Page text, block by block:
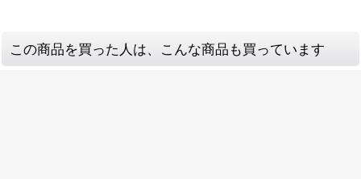
この商品を買った人は、こんな商品も買っています